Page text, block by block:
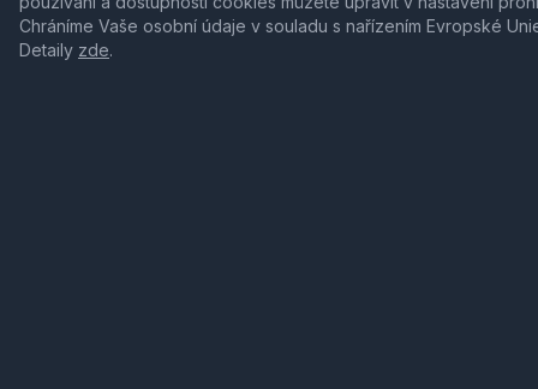
Chráníme Vaše osobní údaje v souladu s nařízením Evropské
Detaily zde.